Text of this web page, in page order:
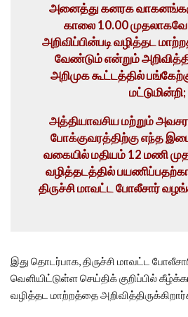
அனைத்து கனரக
காலை 10.00
அறிவிப்பின்படி வழித்தட
வேண்டும் என்றும்
அறிமுக கூட்டத்தில்
மட்டுமின்றி;
அத்தியாவசிய மற்றும்
போக்குவரத்திற்கு எந்த
வகையில் மதியம் 12 மணி
வழித்தடத்தில்
திருச்சி மாவட்ட போலீசார்
இது தொடர்பாக, திருச்சி மாவட்ட
வெளியிட்டுள்ள செய்திக் குறிப்பில்
வழித்தட மாற்றத்தை